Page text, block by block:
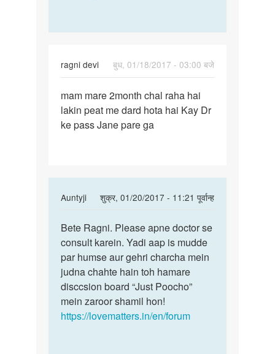
ragni devi
बुध, 01/18/2017 - 03:00 बजे
mam
mare
2month
mam mare 2month chal raha hai
lakin peat me dard hota hai Kay Dr
ke pass Jane pare ga
Auntyji
शुक्र, 01/20/2017 - 11:21 पूर्वान्ह
In
to
mam
mare
2month
chal
raha
hai
Bete
Ragni.
Please
apne
Bete Ragni. Please apne doctor se
consult karein. Yadi aap is mudde
par humse aur gehri charcha mein
judna chahte hain toh hamare
disccsion board “Just Poocho”
mein zaroor shamil hon!
https://lovematters.in/en/forum